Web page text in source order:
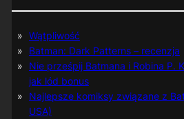
Wątpliwość
Batman: Dark Patterns – recenzja
Nie prześpij Batmana i Robina P.
jak lód bonus
Najlepsze komiksy związane z
USA)